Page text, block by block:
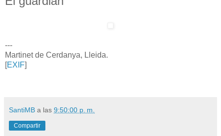
---
Martinet de Cerdanya, Lleida.
[EXIF]
SantiMB a las 9:50:00 p. m.
Compartir